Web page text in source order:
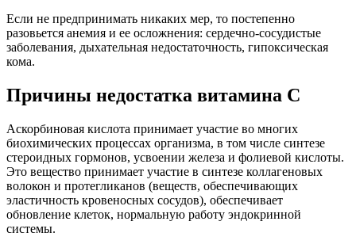
Если не предпринимать никаких мер, то постепенно
разовьется анемия и ее осложнения: сердечно-сосудистые
заболевания, дыхательная недостаточность, гипоксическая
кома.
Причины недостатка витамина С
Аскорбиновая кислота принимает участие во многих
биохимических процессах организма, в том числе синтезе
стероидных гормонов, усвоении железа и фолиевой кислоты.
Это вещество принимает участие в синтезе коллагеновых
волокон и протегликанов (веществ, обеспечивающих
эластичность кровеносных сосудов), обеспечивает
обновление клеток, нормальную работу эндокринной
системы.